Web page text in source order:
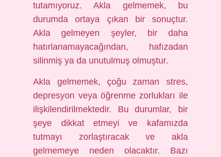
tutamıyoruz. Akla gelmemek, bu
durumda ortaya çıkan bir sonuçtur.
Akla gelmeyen şeyler, bir daha
hatırlanamayacağından, hafızadan
silinmiş ya da unutulmuş olmuştur.
Akla gelmemek, çoğu zaman stres,
depresyon veya öğrenme zorlukları ile
ilişkilendirilmektedir. Bu durumlar, bir
şeye dikkat etmeyi ve kafamızda
tutmayı zorlaştıracak ve akla
gelmemeye neden olacaktır. Bazı